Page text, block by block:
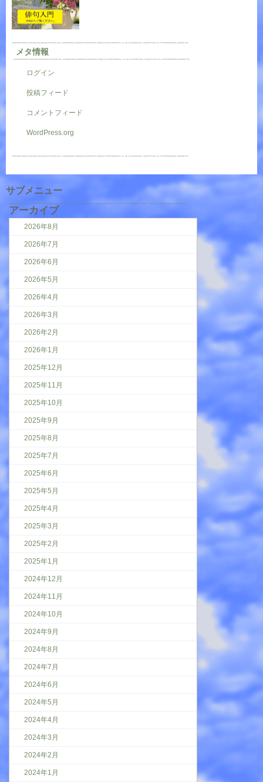
メタ情報
ログイン
投稿フィード
コメントフィード
WordPress.org
サブメニュー
アーカイブ
2026年8月
2026年7月
2026年6月
2026年5月
2026年4月
2026年3月
2026年2月
2026年1月
2025年12月
2025年11月
2025年10月
2025年9月
2025年8月
2025年7月
2025年6月
2025年5月
2025年4月
2025年3月
2025年2月
2025年1月
2024年12月
2024年11月
2024年10月
2024年9月
2024年8月
2024年7月
2024年6月
2024年5月
2024年4月
2024年3月
2024年2月
2024年1月